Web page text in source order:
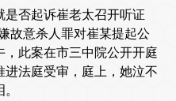
否起诉崔老太召开听证
故意杀人罪对崔某提起公
此案在市三中院公开开庭
法庭受审，庭上，她泣不